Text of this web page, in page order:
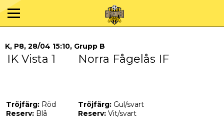
K, P8, 28/04 15:10, Grupp B
IK Vista 1 Norra Fågelås IF
Tröjfärg: Röd
Reserv: Blå
Tröjfärg: Gul/svart
Reserv: Vit/svart